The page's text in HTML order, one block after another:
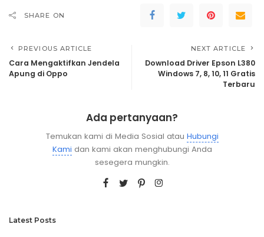
SHARE ON
PREVIOUS ARTICLE
Cara Mengaktifkan Jendela
Apung di Oppo
NEXT ARTICLE
Download Driver Epson L380
Windows 7, 8, 10, 11 Gratis
Terbaru
Ada pertanyaan?
Temukan kami di Media Sosial atau Hubungi
Kami dan kami akan menghubungi Anda
sesegera mungkin.
Latest Posts